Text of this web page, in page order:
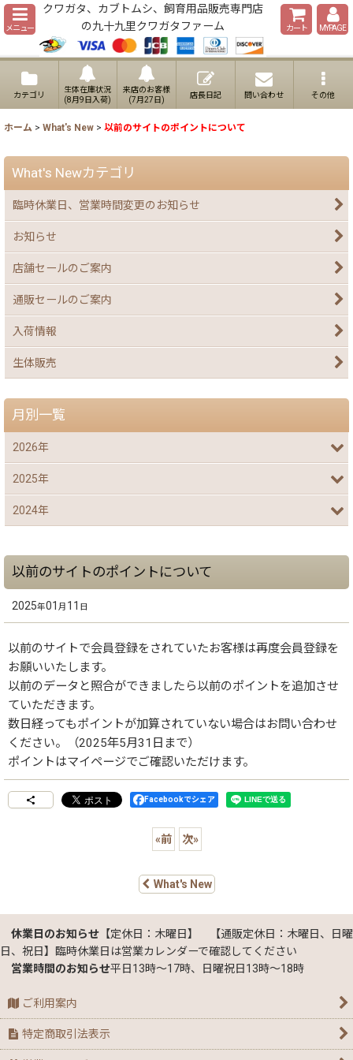
メニュー
クワガタ、カブトムシ、飼育用品販売専門店
の九十九里クワガタファーム
カート MYPAGE
カテゴリ
生体在庫状況
(8月9日入荷)
来店のお客様
(7月27日)
店長日記 問い合わせ その他
ホーム > What's New > 以前のサイトのポイントについて
以前のサイトのポイントについて
2025年01 月 11 日
以前のサイトで会員登録をされていたお客様は再度会員登録を
お願いいたします。
以前のデータと照合ができましたら以前のポイントを追加させ
ていただきます。
数日経ってもポイントが加算されていない場合はお問い合わせ
ください。（2025年5月31日まで）
ポイントはマイページでご確認いただけます。
Facebookでシェア
«前 次»
What's New
What's Newカテゴリ
臨時休業日、営業時間変更のお知らせ
お知らせ
店舗セールのご案内
通販セールのご案内
入荷情報
生体販売
月別一覧
2026年
2025年
2024年
休業日のお知らせ 【定休日：木曜日】 【通販定休日：木曜日、日曜
日、祝日】臨時休業日は営業カレンダーで確認してください
営業時間のお知らせ平日13時～17時、日曜祝日13時～18時
ご利用案内
特定商取引法表示